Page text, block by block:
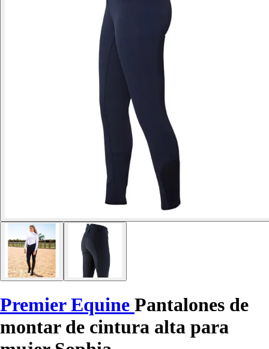
Premier Equine Pantalones de
montar de cintura alta para